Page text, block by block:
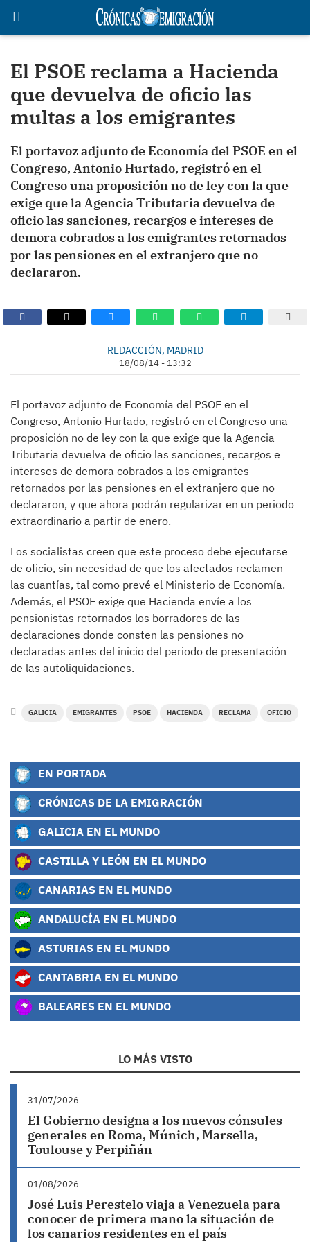
El PSOE reclama a Hacienda
que devuelva de oficio las
multas a los emigrantes
El portavoz adjunto de Economía del PSOE en el
Congreso, Antonio Hurtado, registró en el
Congreso una proposición no de ley con la que
exige que la Agencia Tributaria devuelva de
oficio las sanciones, recargos e intereses de
demora cobrados a los emigrantes retornados
por las pensiones en el extranjero que no
declararon.
REDACCIÓN, MADRID
18/08/14 - 13:32
El portavoz adjunto de Economía del PSOE en el
Congreso, Antonio Hurtado, registró en el Congreso una
proposición no de ley con la que exige que la Agencia
Tributaria devuelva de oficio las sanciones, recargos e
intereses de demora cobrados a los emigrantes
retornados por las pensiones en el extranjero que no
declararon, y que ahora podrán regularizar en un periodo
extraordinario a partir de enero.
Los socialistas creen que este proceso debe ejecutarse
de oficio, sin necesidad de que los afectados reclamen
las cuantías, tal como prevé el Ministerio de Economía.
Además, el PSOE exige que Hacienda envíe a los
pensionistas retornados los borradores de las
declaraciones donde consten las pensiones no
declaradas antes del inicio del periodo de presentación
de las autoliquidaciones.
GALICIA EMIGRANTES PSOE HACIENDA RECLAMA OFICIO
EN PORTADA
CRÓNICAS DE LA EMIGRACIÓN
GALICIA EN EL MUNDO
CASTILLA Y LEÓN EN EL MUNDO
CANARIAS EN EL MUNDO
ANDALUCÍA EN EL MUNDO
ASTURIAS EN EL MUNDO
CANTABRIA EN EL MUNDO
BALEARES EN EL MUNDO
LO MÁS VISTO
31/07/2026
El Gobierno designa a los nuevos cónsules
generales en Roma, Múnich, Marsella,
Toulouse y Perpiñán
01/08/2026
José Luis Perestelo viaja a Venezuela para
conocer de primera mano la situación de
los canarios residentes en el país